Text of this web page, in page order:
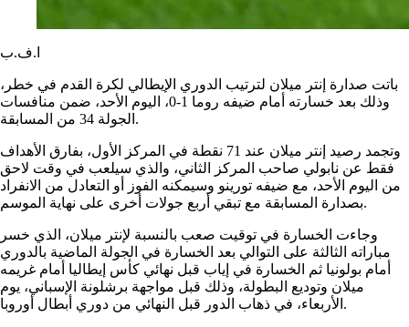
ا.ف.ب
باتت صدارة إنتر ميلان لترتيب الدوري الإيطالي لكرة القدم في خطر،
وذلك بعد خسارته أمام ضيفه روما 1-0، اليوم الأحد، ضمن منافسات
الجولة 34 من المسابقة.
وتجمد رصيد إنتر ميلان عند 71 نقطة في المركز الأول، بفارق الأهداف
فقط عن نابولي صاحب المركز الثاني، والذي سيلعب في وقت لاحق
من اليوم الأحد، مع ضيفه تورينو وسيمكنه الفوز أو التعادل من الانفراد
بصدارة المسابقة مع تبقي أربع جولات أخرى على نهاية الموسم.
وجاءت الخسارة في توقيت صعب بالنسبة لإنتر ميلان، الذي خسر
مباراته الثالثة على التوالي بعد الخسارة في الجولة الماضية بالدوري
أمام بولونيا ثم الخسارة في إياب قبل نهائي كأس إيطاليا أمام غريمه
ميلان وتوديع البطولة، وذلك قبل مواجهة برشلونة الإسباني، يوم
الأربعاء، في ذهاب الدور قبل النهائي من دوري أبطال أوروبا.